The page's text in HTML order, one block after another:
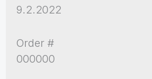
9.2.2022
Order #
000000